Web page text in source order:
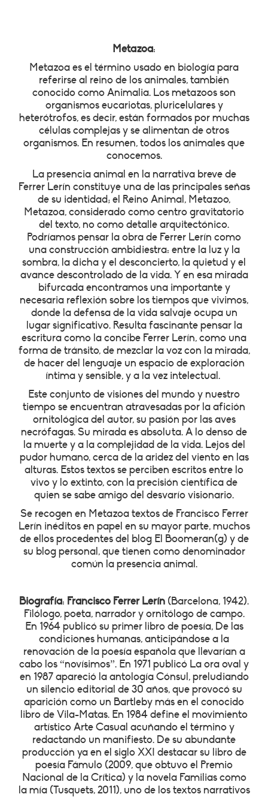
Metazoa:
Metazoa es el término usado en biología para
referirse al reino de los animales, también
conocido como Animalia. Los metazoos son
organismos eucariotas, pluricelulares y
heterótrofos, es decir, están formados por muchas
células complejas y se alimentan de otros
organismos. En resumen, todos los animales que
conocemos.
La presencia animal en la narrativa breve de
Ferrer Lerín constituye una de las principales señas
de su identidad; el Reino Animal, Metazoo,
Metazoa, considerado como centro gravitatorio
del texto, no como detalle arquitectónico.
Podríamos pensar la obra de Ferrer Lerín como
una construcción ambidiestra: entre la luz y la
sombra, la dicha y el desconcierto, la quietud y el
avance descontrolado de la vida. Y en esa mirada
bifurcada encontramos una importante y
necesaria reflexión sobre los tiempos que vivimos,
donde la defensa de la vida salvaje ocupa un
lugar significativo. Resulta fascinante pensar la
escritura como la concibe Ferrer Lerín, como una
forma de tránsito, de mezclar la voz con la mirada,
de hacer del lenguaje un espacio de exploración
íntima y sensible, y a la vez intelectual.
Este conjunto de visiones del mundo y nuestro
tiempo se encuentran atravesadas por la afición
ornitológica del autor, su pasión por las aves
necrófagas. Su mirada es absoluta. A lo denso de
la muerte y a la complejidad de la vida. Lejos del
pudor humano, cerca de la aridez del viento en las
alturas. Estos textos se perciben escritos entre lo
vivo y lo extinto, con la precisión científica de
quien se sabe amigo del desvarío visionario.
Se recogen en Metazoa textos de Francisco Ferrer
Lerín inéditos en papel en su mayor parte, muchos
de ellos procedentes del blog El Boomeran(g) y de
su blog personal, que tienen como denominador
común la presencia animal.
Biografía: Francisco Ferrer Lerín (Barcelona, 1942).
Filólogo, poeta, narrador y ornitólogo de campo.
En 1964 publicó su primer libro de poesía, De las
condiciones humanas, anticipándose a la
renovación de la poesía española que llevarían a
cabo los “novísimos”. En 1971 publicó La ora oval y
en 1987 apareció la antología Cónsul, preludiando
un silencio editorial de 30 años, que provocó su
aparición como un Bartleby más en el conocido
libro de Vila-Matas. En 1984 define el movimiento
artístico Arte Casual acuñando el término y
redactando un manifiesto. De su abundante
producción ya en el siglo XXI destacar su libro de
poesía Fámulo (2009, que obtuvo el Premio
Nacional de la Crítica) y la novela Familias como
la mía (Tusquets, 2011), uno de los textos narrativos